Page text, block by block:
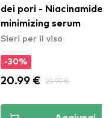
dei pori - Niacinamide
minimizing serum
Sieri per il viso
-30%
20.99 € 29.99 €